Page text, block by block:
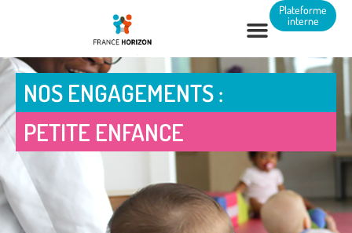
Plateforme
interne
NOS ENGAGEMENTS :
PETITE ENFANCE